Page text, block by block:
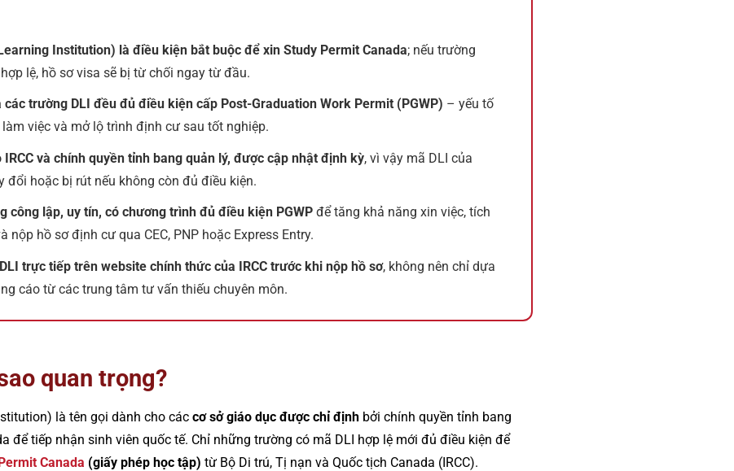
Institution) là điều kiện bắt buộc để xin Study Permit Canada; nếu trường
lệ, hồ sơ visa sẽ bị từ chối ngay từ đầu.
các trường DLI đều đủ điều kiện cấp Post-Graduation Work Permit (PGWP) – yếu tố
việc và mở lộ trình định cư sau tốt nghiệp.
IRCC và chính quyền tỉnh bang quản lý, được cập nhật định kỳ, vì vậy mã DLI của
đổi hoặc bị rút nếu không còn đủ điều kiện.
công lập, uy tín, có chương trình đủ điều kiện PGWPđể tăng khả năng xin việc, tích
nộp hồ sơ định cư qua CEC, PNP hoặc Express Entry.
trực tiếp trên website chính thức của IRCC trước khi nộp hồ sơ, không nên chỉ dựa
cáo từ các trung tâm tư vấn thiếu chuyên môn.
quan trọng?
là tên gọi dành cho các cơ sở giáo dục được chỉ định bởi chính quyền tỉnh bang
để tiếp nhận sinh viên quốc tế. Chỉ những trường có mã DLI hợp lệ mới đủ điều kiện để
Canada (giấy phép học tập) từ Bộ Di trú, Tị nạn và Quốc tịch Canada (IRCC).